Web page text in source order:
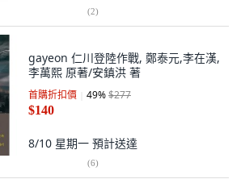
(2)
gayeon 仁川登陸作戰, 鄭泰元,李在漢,
李萬熙 原著/安鎮洪 著
首購折扣價 49%$277
$140
8/10 星期一 預計送達
(6)